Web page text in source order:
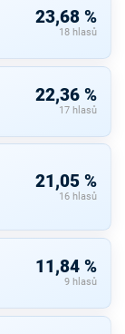
23,68 %
18 hlasů
22,36 %
17 hlasů
21,05 %
16 hlasů
11,84 %
9 hlasů